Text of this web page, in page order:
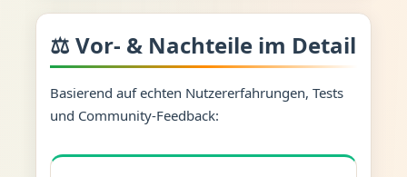
⚖️ Vor- & Nachteile im Detail
Basierend auf echten Nutzererfahrungen, Tests
und Community-Feedback: